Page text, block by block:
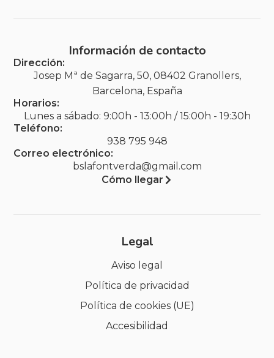
Información de contacto
Dirección:
Josep Mª de Sagarra, 50, 08402 Granollers,
Barcelona, España
Horarios:
Lunes a sábado: 9:00h - 13:00h / 15:00h - 19:30h
Teléfono:
938 795 948
Correo electrónico:
bslafontverda@gmail.com
Cómo llegar
Legal
Aviso legal
Política de privacidad
Política de cookies (UE)
Accesibilidad